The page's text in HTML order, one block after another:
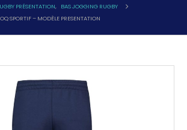
PRÉSENTATION,
BAS JOGGING RUGBY
SPORTIF – MODÈLE PRESENTATION